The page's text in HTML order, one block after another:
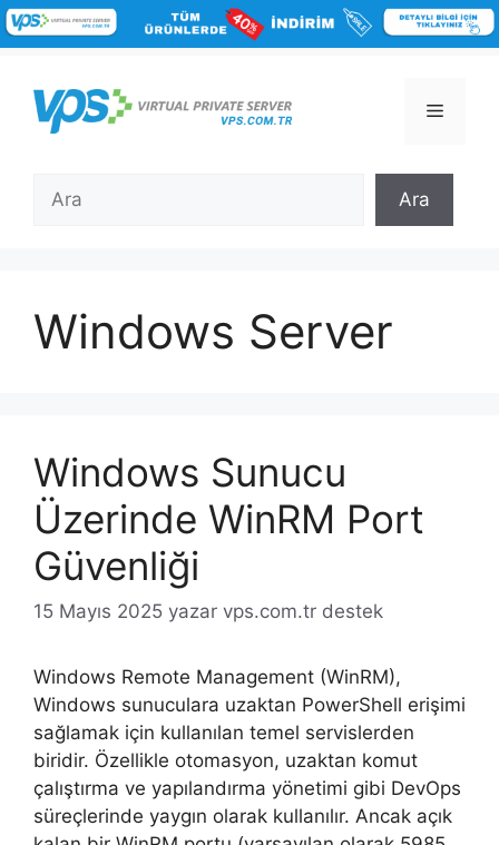
İçeriğe
atla
Menü
Ara
Windows Server
Windows Sunucu
Üzerinde WinRM Port
Güvenliği
15 Mayıs 2025 yazar vps.com.tr destek
Windows Remote Management (WinRM),
Windows sunuculara uzaktan PowerShell erişimi
sağlamak için kullanılan temel servislerden
biridir. Özellikle otomasyon, uzaktan komut
çalıştırma ve yapılandırma yönetimi gibi DevOps
süreçlerinde yaygın olarak kullanılır. Ancak açık